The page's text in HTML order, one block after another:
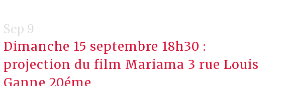
Sep 9
Dimanche 15 septembre 18h30 :
projection du film Mariama 3 rue Louis
Ganne 20éme